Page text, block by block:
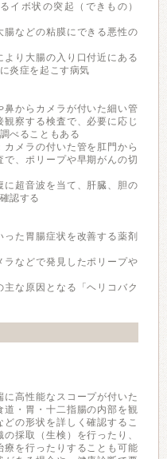
イボ状の突起（できもの）
腸などの粘膜にできる悪性の
より大腸の入り口付近にある
炎症を起こす病気
鼻からカメラが付いた細い管
察する検査で、必要に応じ
べることもある
カメラの付いた管を肛門から
、ポリープや早期がんの切
に超音波を当て、肝臓、胆の
認する
た胃腸症状を改善する薬剤
ラなどで発見したポリープや
主な原因となる「ヘリコバク
高性能なスコープが付いた
・胃・十二指腸の内部を観
の形状を詳しく確認するこ
採取（生検）を行ったり、
を行ったりすることも可能